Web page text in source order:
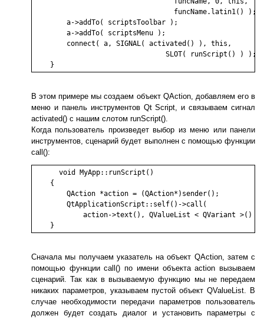
                                  funcName.latin1() );
        a->addTo( scriptsToolbar );
        a->addTo( scriptsMenu );
        connect( a, SIGNAL( activated() ), this,
                                SLOT( runScript() ) );
В этом примере мы создаем объект QAction, добавляем его в
меню и панель инструментов Qt Script, и связываем сигнал
activated() с нашим слотом runScript().
Когда пользователь произведет выбор из меню или панели
инструментов, сценарий будет выполнен с помощью функции
call():
    void MyApp::runScript()
    {
        QAction *action = (QAction*)sender();
        QtApplicationScript::self()->call(
            action->text(), QValueList < QVariant >() );
Сначала мы получаем указатель на объект QAction, затем с
помощью функции call() по имени объекта action вызываем
сценарий. Так как в вызываемую функцию мы не передаем
никаких параметров, указываем пустой объект QValueList. В
случае необходимости передачи параметров пользователь
должен будет создать диалог и установить параметры с